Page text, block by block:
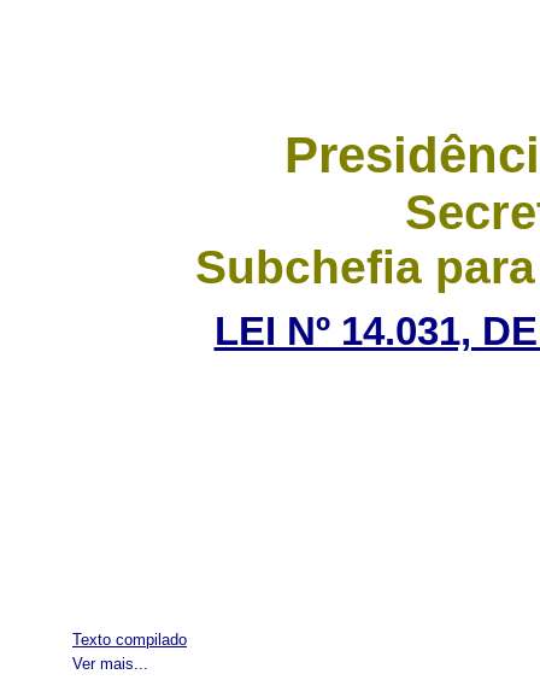
Subchefia
LEI Nº 14.031,
Ver mais...
Texto compilado